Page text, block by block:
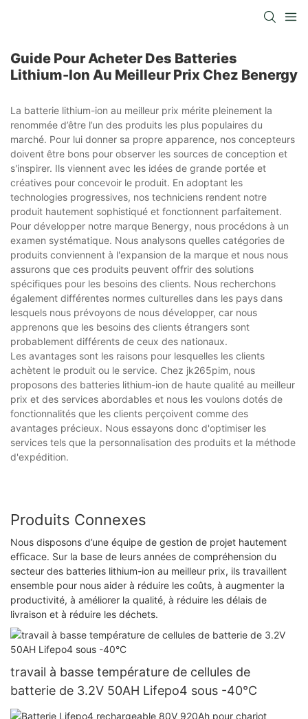
Guide Pour Acheter Des Batteries
Lithium-Ion Au Meilleur Prix Chez Benergy
La batterie lithium-ion au meilleur prix mérite pleinement la
renommée d’être l’un des produits les plus populaires du
marché. Pour lui donner sa propre apparence, nos concepteurs
doivent être bons pour observer les sources de conception et
s'inspirer. Ils viennent avec les idées de grande portée et
créatives pour concevoir le produit. En adoptant les
technologies progressives, nos techniciens rendent notre
produit hautement sophistiqué et fonctionnent parfaitement.
Pour développer notre marque Benergy, nous procédons à un
examen systématique. Nous analysons quelles catégories de
produits conviennent à l'expansion de la marque et nous nous
assurons que ces produits peuvent offrir des solutions
spécifiques pour les besoins des clients. Nous recherchons
également différentes normes culturelles dans les pays dans
lesquels nous prévoyons de nous développer, car nous
apprenons que les besoins des clients étrangers sont
probablement différents de ceux des nationaux.
Les avantages sont les raisons pour lesquelles les clients
achètent le produit ou le service. Chez jk265pim, nous
proposons des batteries lithium-ion de haute qualité au meilleur
prix et des services abordables et nous les voulons dotés de
fonctionnalités que les clients perçoivent comme des
avantages précieux. Nous essayons donc d'optimiser les
services tels que la personnalisation des produits et la méthode
d'expédition.
Produits Connexes
Nous disposons d’une équipe de gestion de projet hautement
efficace. Sur la base de leurs années de compréhension du
secteur des batteries lithium-ion au meilleur prix, ils travaillent
ensemble pour nous aider à réduire les coûts, à augmenter la
productivité, à améliorer la qualité, à réduire les délais de
livraison et à réduire les déchets.
travail à basse température de cellules de
batterie de 3.2V 50AH Lifepo4 sous -40°C